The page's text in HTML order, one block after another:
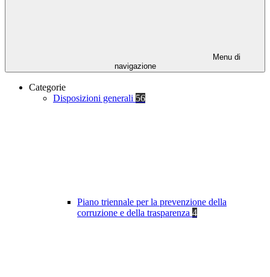
Menu di
navigazione
Categorie
Disposizioni generali 56
Piano triennale per la prevenzione della
corruzione e della trasparenza 4